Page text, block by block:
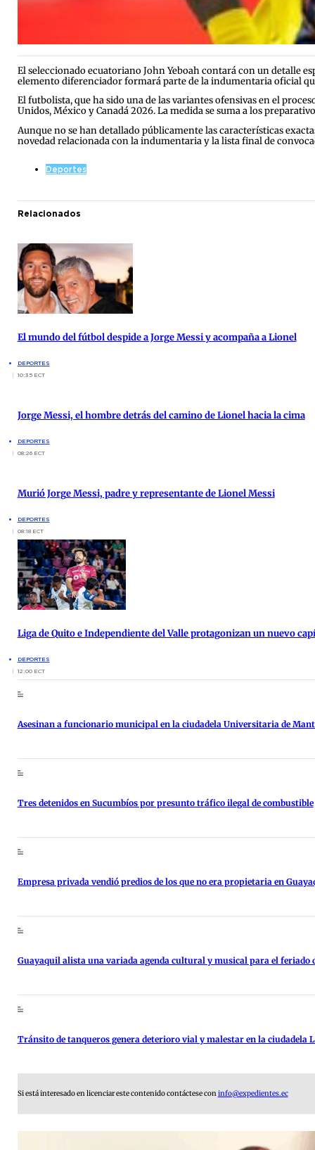
El seleccionado ecuatoriano John Yeboah contará con un detalle
elemento diferenciador formará parte de la indumentaria oficial
El futbolista, que ha sido una de las variantes ofensivas en el
Unidos, México y Canadá 2026. La medida se suma a los
Aunque no se han detallado públicamente las características
novedad relacionada con la indumentaria y la lista final de
Deportes
Relacionados
El mundo del fútbol despide a Jorge Messi y acompaña a Lionel
DEPORTES
10:35 ECT
Jorge Messi, el hombre detrás del camino de Lionel hacia la cima
DEPORTES
08:26 ECT
Murió Jorge Messi, padre y representante de Lionel Messi
DEPORTES
08:18 ECT
Liga de Quito e Independiente del Valle protagonizan un nuevo
DEPORTES
12:00 ECT
Asesinan a funcionario municipal en la ciudadela Universitaria de
Tres detenidos en Sucumbíos por presunto tráfico ilegal de combustible
Empresa privada vendió predios de los que no era propietaria en
Guayaquil alista una variada agenda cultural y musical para el feriado
Tránsito de tanqueros genera deterioro vial y malestar en la ciudadela
Si está interesado en licenciar este contenido contáctese coninfo@expedientes.ec